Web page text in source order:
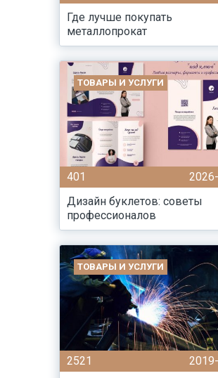
Где лучше покупать
металлопрокат
ТОВАРЫ И УСЛУГИ
401
Дизайн буклетов: советы
профессионалов
ТОВАРЫ И УСЛУГИ
2521